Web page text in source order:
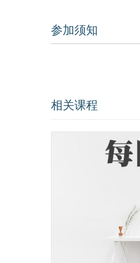
参加须知
相关课程